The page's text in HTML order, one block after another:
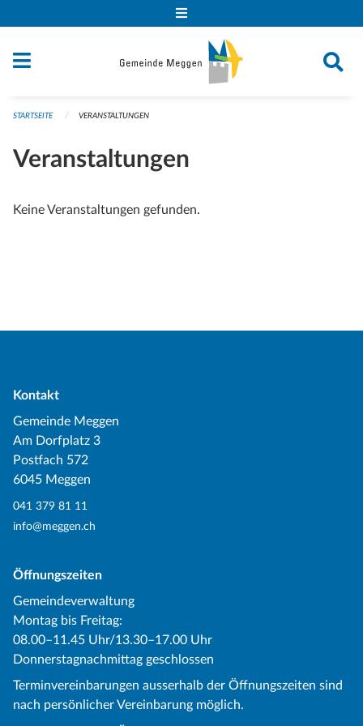
STARTSEITE VERANSTALTUNGEN
Veranstaltungen
Keine Veranstaltungen gefunden.
Kontakt
Gemeinde Meggen
Am Dorfplatz 3
Postfach 572
6045 Meggen
041 379 81 11
info@meggen.ch
Öffnungszeiten
Gemeindeverwaltung
Montag bis Freitag:
08.00–11.45 Uhr/13.30–17.00 Uhr
Donnerstagnachmittag geschlossen
Terminvereinbarungen ausserhalb der Öffnungszeiten sind
nach persönlicher Vereinbarung möglich.